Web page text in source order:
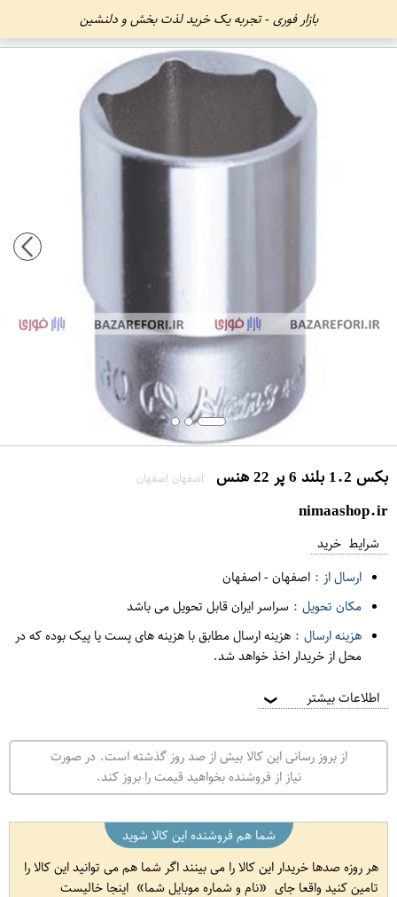
بازار فوری - تجربه یک خرید لذت بخش و دلنشین
بکس 1.2 بلند 6 پر 22 هنس اصفهان اصفهان
nimaashop.ir
شرایط خرید
ارسال از : اصفهان-اصفهان
مکان تحویل : سراسر ایران قابل تحویل می باشد
هزینه ارسال : هزینه ارسال مطابق با هزینه های پست یا پیک بوده که در
محل از خریدار اخذ خواهد شد.
اطلاعات بیشتر ❯
از بروز رسانی این کالا بیش از صد روز گذشته است. در صورت
نیاز از فروشنده بخواهید قیمت را بروز کند.
شما هم فروشنده این کالا شوید
هر روزه صدها خریدار این کالا را می بینند اگر شما هم می توانید این کالا را
تامین کنید واقعا جای
نام و شماره موبایل شما اینجا خالیست